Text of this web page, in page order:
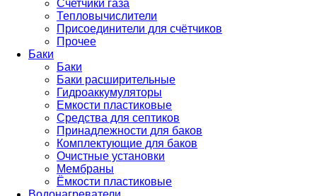
Счетчики газа
Тепловычислители
Присоединители для счётчиков
Прочее
Баки
Баки
Баки расширительные
Гидроаккумуляторы
Емкости пластиковые
Средства для септиков
Принадлежности для баков
Комплектующие для баков
Очистные установки
Мембраны
Ёмкости пластиковые